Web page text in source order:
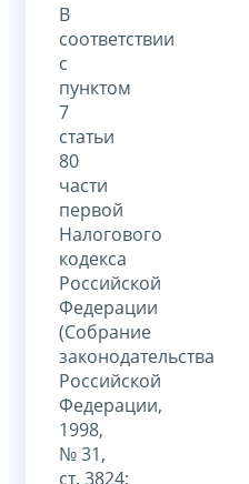
В
соответствии
с
пунктом
7
статьи
80
части
первой
Налогового
кодекса
Российской
Федерации
(Собрание
законодательства
Российской
Федерации,
1998,
№ 31,
ст. 3824;